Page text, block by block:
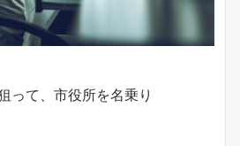
って、市役所を名乗り